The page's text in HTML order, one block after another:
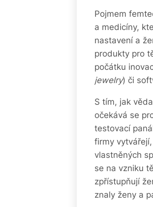
Pojmem
a medicíny,
nastavení a
produkty pro
počátku
jewelry) či
S tím, jak
očekává se
testovací
firmy
vlastněných
se na vzniku
zpřístupňují
znaly ženy a